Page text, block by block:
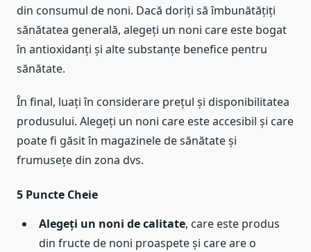
din consumul de noni. Dacă doriți să îmbunătățiți
sănătatea generală, alegeți un noni care este bogat
în antioxidanți și alte substanțe benefice pentru
sănătate.
În final, luați în considerare prețul și disponibilitatea
produsului. Alegeți un noni care este accesibil și care
poate fi găsit în magazinele de sănătate și
frumusețe din zona dvs.
5 Puncte Cheie
Alegeți un noni de calitate, care este produs
din fructe de noni proaspete și care are o